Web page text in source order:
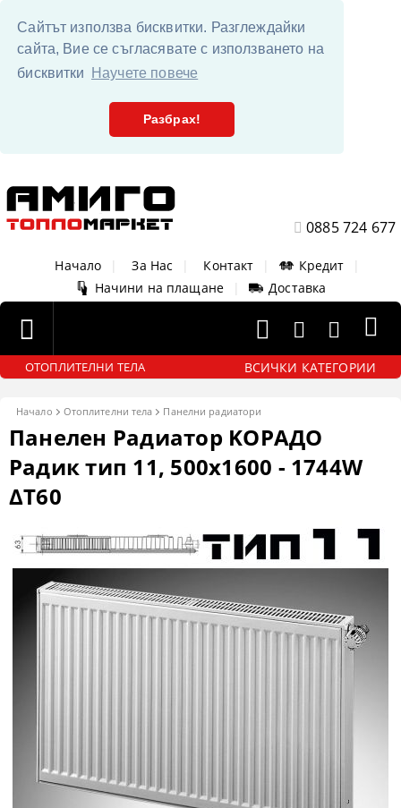
Сайтът използва бисквитки. Разглеждайки
сайта, Вие се съгласявате с използването на
бисквитки
Научете повече
Разбрах!
0885 724 677
Начало За Нас Контакт Кредит
Начини на плащане
Доставка
ОТОПЛИТЕЛНИ ТЕЛА ВСИЧКИ КАТЕГОРИИ
Начало Отоплителни тела Панелни радиатори
Панелен Радиатор KОРАДО
Радик тип 11, 500x1600 - 1744W
ΔT60